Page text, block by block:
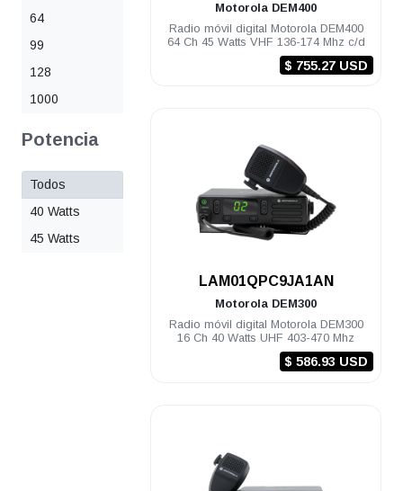
64
99
128
1000
Potencia
Todos
40 Watts
45 Watts
Motorola DEM400
Radio móvil digital Motorola DEM400
64 Ch 45 Watts VHF 136-174 Mhz c/d
$ 755.27 USD
LAM01QPC9JA1AN
Motorola DEM300
Radio móvil digital Motorola DEM300
16 Ch 40 Watts UHF 403-470 Mhz
$ 586.93 USD